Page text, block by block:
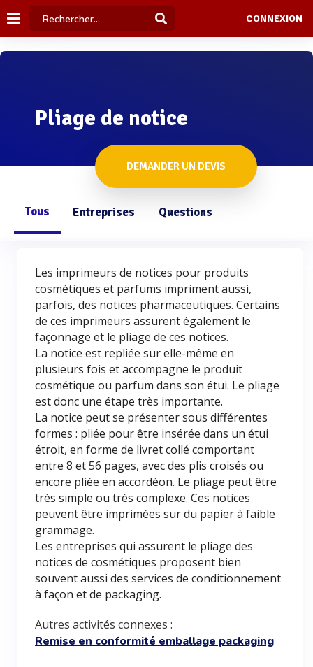
CONNEXION
Pliage de notice
DEMANDER UN DEVIS
Tous Entreprises Questions
Les imprimeurs de notices pour produits
cosmétiques et parfums impriment aussi,
parfois, des notices pharmaceutiques. Certains
de ces imprimeurs assurent également le
façonnage et le pliage de ces notices.
La notice est repliée sur elle-même en
plusieurs fois et accompagne le produit
cosmétique ou parfum dans son étui. Le pliage
est donc une étape très importante.
La notice peut se présenter sous différentes
formes : pliée pour être insérée dans un étui
étroit, en forme de livret collé comportant
entre 8 et 56 pages, avec des plis croisés ou
encore pliée en accordéon. Le pliage peut être
très simple ou très complexe. Ces notices
peuvent être imprimées sur du papier à faible
grammage.
Les entreprises qui assurent le pliage des
notices de cosmétiques proposent bien
souvent aussi des services de conditionnement
à façon et de packaging.
Autres activités connexes :
Remise en conformité emballage packaging